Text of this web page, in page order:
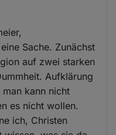
Sache. Zunächst
auf zwei starken
Aufklärung
kann nicht
es nicht wollen.
ich, Christen